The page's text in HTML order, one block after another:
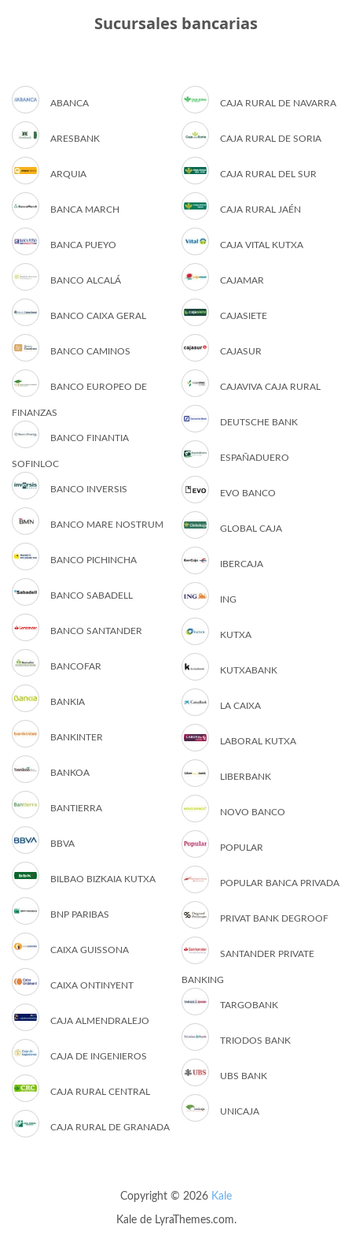
Sucursales bancarias
ABANCA
ARESBANK
ARQUIA
BANCA MARCH
BANCA PUEYO
BANCO ALCALÁ
BANCO CAIXA GERAL
BANCO CAMINOS
BANCO EUROPEO DE
FINANZAS
BANCO FINANTIA
SOFINLOC
BANCO INVERSIS
BANCO MARE NOSTRUM
BANCO PICHINCHA
BANCO SABADELL
BANCO SANTANDER
BANCOFAR
BANKIA
BANKINTER
BANKOA
BANTIERRA
BBVA
BILBAO BIZKAIA KUTXA
BNP PARIBAS
CAIXA GUISSONA
CAIXA ONTINYENT
CAJA ALMENDRALEJO
CAJA DE INGENIEROS
CAJA RURAL CENTRAL
CAJA RURAL DE GRANADA
CAJA RURAL DE NAVARRA
CAJA RURAL DE SORIA
CAJA RURAL DEL SUR
CAJA RURAL JAÉN
CAJA VITAL KUTXA
CAJAMAR
CAJASIETE
CAJASUR
CAJAVIVA CAJA RURAL
DEUTSCHE BANK
ESPAÑADUERO
EVO BANCO
GLOBAL CAJA
IBERCAJA
ING
KUTXA
KUTXABANK
LA CAIXA
LABORAL KUTXA
LIBERBANK
NOVO BANCO
POPULAR
POPULAR BANCA PRIVADA
PRIVAT BANK DEGROOF
SANTANDER PRIVATE
BANKING
TARGOBANK
TRIODOS BANK
UBS BANK
UNICAJA
Copyright © 2026 Kale
Kalede LyraThemes.com.